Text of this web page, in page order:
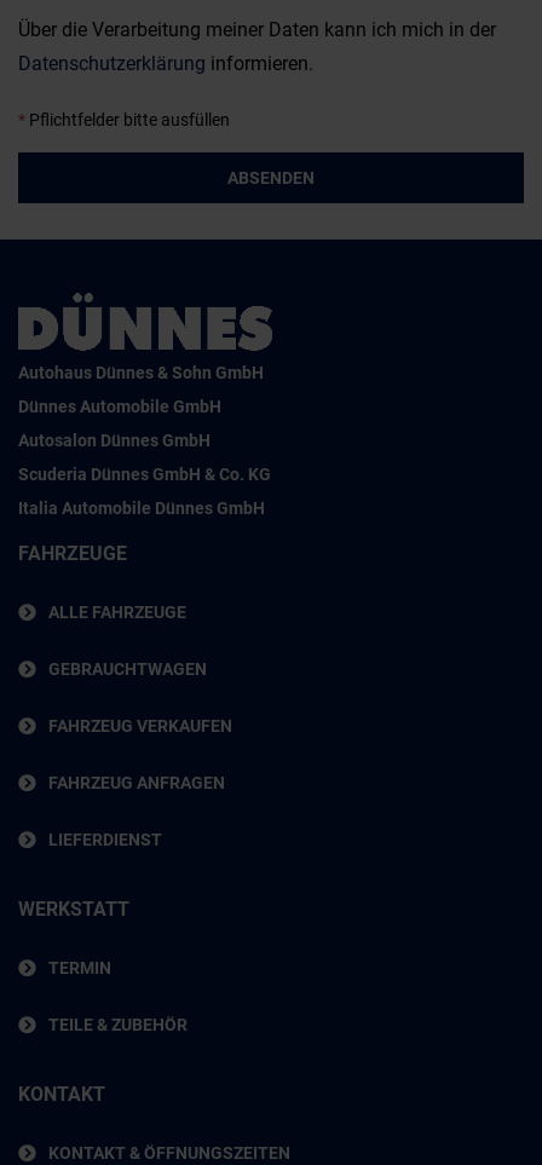
Über die Verarbeitung meiner Daten kann ich mich in der
Datenschutzerklärung informieren.
* Pflichtfelder bitte ausfüllen
ABSENDEN
Autohaus Dünnes & Sohn GmbH
Dünnes Automobile GmbH
Autosalon Dünnes GmbH
Scuderia Dünnes GmbH & Co. KG
Italia Automobile Dünnes GmbH
FAHRZEUGE
ALLE FAHRZEUGE
GEBRAUCHTWAGEN
FAHRZEUG VERKAUFEN
FAHRZEUG ANFRAGEN
LIEFERDIENST
WERKSTATT
TERMIN
TEILE & ZUBEHÖR
KONTAKT
KONTAKT & ÖFFNUNGSZEITEN